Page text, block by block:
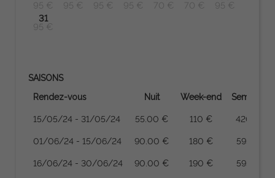
95 €
95 €
95 €
95 €
70 €
70 €
95 €
31
95 €
SAISONS
Rendez-vous
Nuit Week-end Semaine
15/05/24 - 31/05/24 55.00 € 110 € 420 €
01/06/24 - 15/06/24 90.00 € 180 € 595 €
16/06/24 - 30/06/24 90.00 € 190 € 595 €